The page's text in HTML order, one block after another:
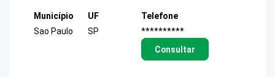
Município
Sao Paulo
UF
SP
Telefone
**********
Consultar